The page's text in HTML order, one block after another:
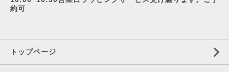
約可
トップページ